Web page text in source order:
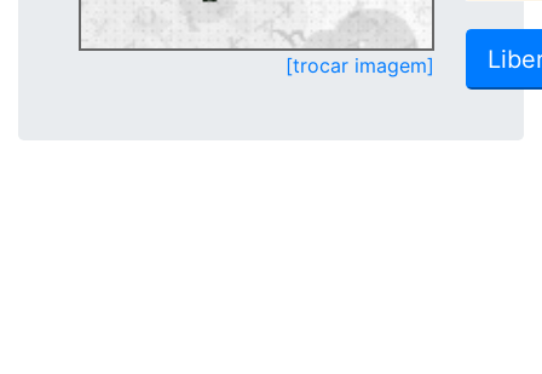
[trocar imagem]